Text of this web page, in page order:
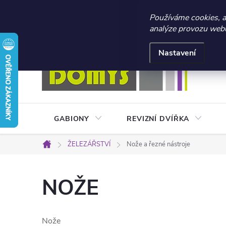
☀️ LETNÍ AKCE
Používáme cookies,
analýze provozu
Nastavení
Přejít
na
obsah
Obchodní podmínky
GABIONY REVIZNÍ DVÍŘKA
Domů
ŽELEZÁŘSTVÍ Nože a řezné nástroje
NOŽE
Nože